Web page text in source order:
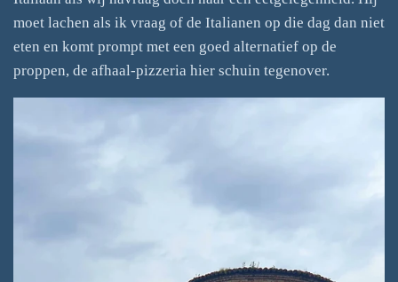
moet lachen als ik vraag of de Italianen op die dag dan niet
eten en komt prompt met een goed alternatief op de
proppen, de afhaal-pizzeria hier schuin tegenover.